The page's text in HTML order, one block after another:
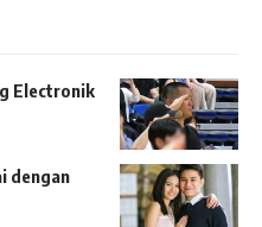
Electronik
dengan